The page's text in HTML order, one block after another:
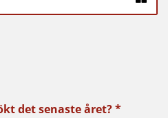
det senaste året?*